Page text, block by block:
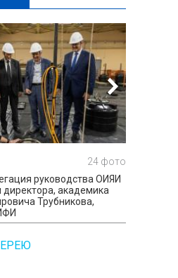
24 фото
руководства ОИЯИ
академика
Трубникова,